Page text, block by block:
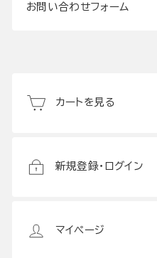
お問い合わせフォーム
カートを見る
新規登録・ログイン
マイページ